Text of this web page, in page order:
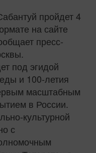
пройдет 4
на сайте
пресс-
под эгидой
и 100-летия
масштабным
в России.
культурной
с